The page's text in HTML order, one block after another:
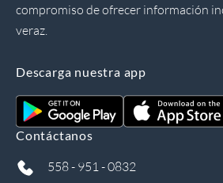
compromiso de ofrecer información
veraz.
Descarga nuestra app
Contáctanos
558 - 951 - 0832